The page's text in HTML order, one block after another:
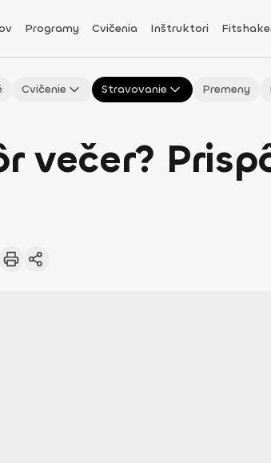
Programy Cvičenia Inštruktori
Cvičenie Stravovanie Premeny
večer?